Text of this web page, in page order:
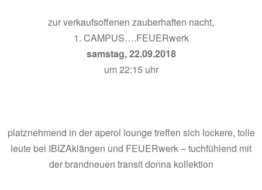
zur verkaufsoffenen zauberhaften nacht,
1. CAMPUS….FEUERwerk
samstag, 22.09.2018
um 22:15 uhr
platznehmend in der aperol lounge treffen sich lockere, tolle
leute bei IBIZAklängen und FEUERwerk – tuchfühlend mit
der brandneuen transit donna kollektion